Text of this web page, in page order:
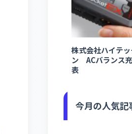
株式会社ハイテ
ン ACバランス
表
今月の人気記